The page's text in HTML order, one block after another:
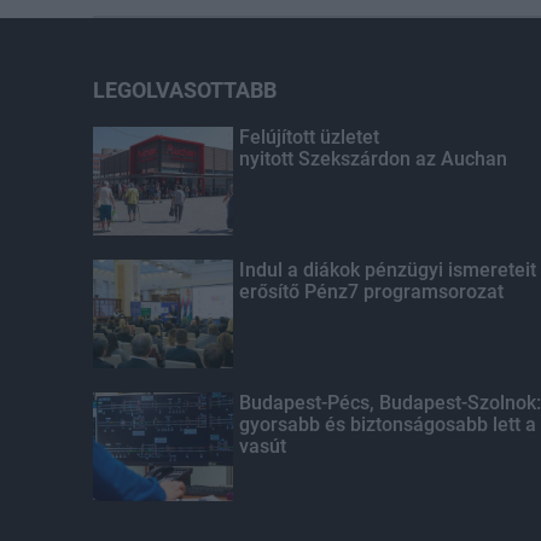
LEGOLVASOTTABB
Felújított üzletet
nyitott Szekszárdon az Auchan
Indul a diákok pénzügyi ismereteit
erősítő Pénz7 programsorozat
Budapest-Pécs, Budapest-Szolnok:
gyorsabb és biztonságosabb lett a
vasút